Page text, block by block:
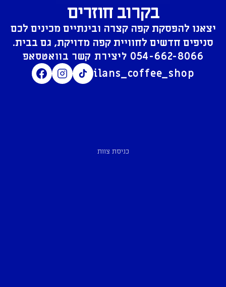
בקרוב חוזרים
יצאנו להפסקת קפה קצרה ובינתיים מכינים לכם
סניפים חדשים לחוויית קפה מדויקת, גם בבית.
054-662-8066
ilans_coffee_shop
כניסת צוות